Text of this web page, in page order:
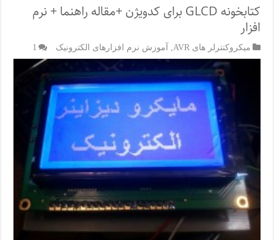
کتابخونه GLCD برای کدویژن +مقاله راهنما + نرم
افزار
میکروکنترلر های AVR آموزش نرم افزارهای الکترونیک 1